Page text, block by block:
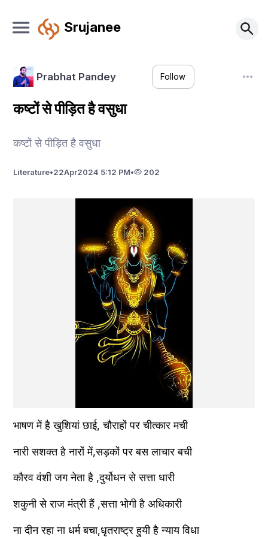
Srujanee
Prabhat Pandey Follow
कष्टों से पीड़ित है वसुधा
कष्टों से पीड़ित है वसुधा
Literature•22Apr2024 5:12 PM• 202
भाषण में है खुशियां छाई, चौराहों पर चीत्कार मची
नारी सशक्त है नारों में,सड़कों पर बस लाचार बची
कौरव वंशी जग नेता है ,दुर्योधन से सत्ता धारी
शकुनी से राज मंत्री हैं ,सत्ता भोगी है अधिकारी
ना दीन रहा ना धर्म बचा,धृतराष्ट्र हुयी है न्याय विधा